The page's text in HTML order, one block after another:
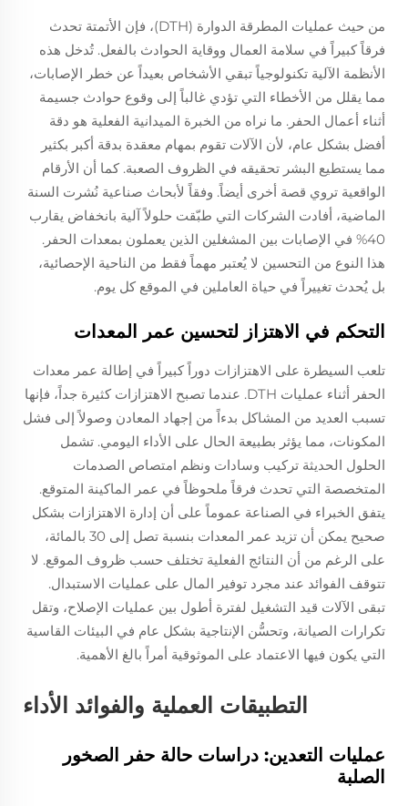
من حيث عمليات المطرقة الدوارة (DTH)، فإن الأتمتة تحدث
فرقاً كبيراً في سلامة العمال ووقاية الحوادث بالفعل. تُدخل هذه
الأنظمة الآلية تكنولوجياً تبقي الأشخاص بعيداً عن خطر الإصابات،
مما يقلل من الأخطاء التي تؤدي غالباً إلى وقوع حوادث جسيمة
أثناء أعمال الحفر. ما نراه من الخبرة الميدانية الفعلية هو دقة
أفضل بشكل عام، لأن الآلات تقوم بمهام معقدة بدقة أكبر بكثير
مما يستطيع البشر تحقيقه في الظروف الصعبة. كما أن الأرقام
الواقعية تروي قصة أخرى أيضاً. وفقاً لأبحاث صناعية نُشرت السنة
الماضية، أفادت الشركات التي طبّقت حلولاً آلية بانخفاض يقارب
40% في الإصابات بين المشغلين الذين يعملون بمعدات الحفر.
هذا النوع من التحسين لا يُعتبر مهماً فقط من الناحية الإحصائية،
بل يُحدث تغييراً في حياة العاملين في الموقع كل يوم.
التحكم في الاهتزاز لتحسين عمر المعدات
تلعب السيطرة على الاهتزازات دوراً كبيراً في إطالة عمر معدات
الحفر أثناء عمليات DTH. عندما تصبح الاهتزازات كثيرة جداً، فإنها
تسبب العديد من المشاكل بدءاً من إجهاد المعادن وصولاً إلى فشل
المكونات، مما يؤثر بطبيعة الحال على الأداء اليومي. تشمل
الحلول الحديثة تركيب وسادات ونظم امتصاص الصدمات
المتخصصة التي تحدث فرقاً ملحوظاً في عمر الماكينة المتوقع.
يتفق الخبراء في الصناعة عموماً على أن إدارة الاهتزازات بشكل
صحيح يمكن أن تزيد عمر المعدات بنسبة تصل إلى 30 بالمائة،
على الرغم من أن النتائج الفعلية تختلف حسب ظروف الموقع. لا
تتوقف الفوائد عند مجرد توفير المال على عمليات الاستبدال.
تبقى الآلات قيد التشغيل لفترة أطول بين عمليات الإصلاح، وتقل
تكرارات الصيانة، وتحسُّن الإنتاجية بشكل عام في البيئات القاسية
التي يكون فيها الاعتماد على الموثوقية أمراً بالغ الأهمية.
التطبيقات العملية والفوائد الأداء
عمليات التعدين: دراسات حالة حفر الصخور
الصلبة